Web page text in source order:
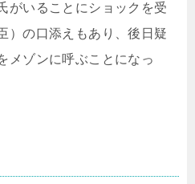
がいることにショックを受
）の口添えもあり、後日疑
メゾンに呼ぶことになっ